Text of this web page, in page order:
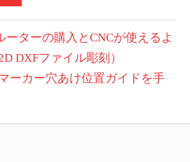
ーターの購入とCNCが使えるよ
DXFファイル彫刻）
ーカー穴あけ位置ガイドを手